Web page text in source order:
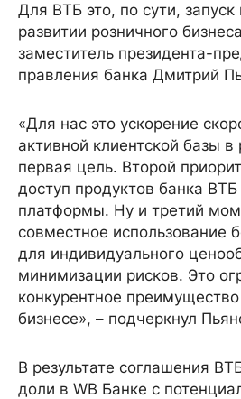
Для ВТБ это, по сути, запуск
развитии розничного
заместитель президента-
правления банка Дмитрий
«Для нас это ускорение
активной клиентской базы в
первая цель. Второй
доступ продуктов банка
платформы. Ну и третий
совместное использование
для индивидуального
минимизации рисков. Это
конкурентное
бизнесе», – подчеркнул
В результате соглашения
доли в WB Банке с